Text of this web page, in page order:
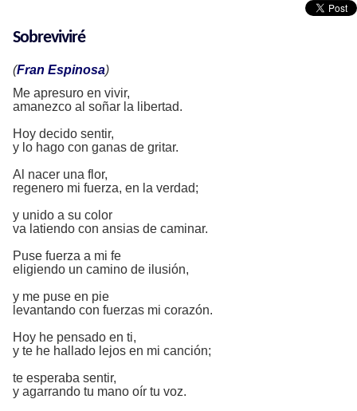
Sobreviviré
(Fran Espinosa)
Me apresuro en vivir,
amanezco al soñar la libertad.
Hoy decido sentir,
y lo hago con ganas de gritar.
Al nacer una flor,
regenero mi fuerza, en la verdad;
y unido a su color
va latiendo con ansias de caminar.
Puse fuerza a mi fe
eligiendo un camino de ilusión,
y me puse en pie
levantando con fuerzas mi corazón.
Hoy he pensado en ti,
y te he hallado lejos en mi canción;
te esperaba sentir,
y agarrando tu mano oír tu voz.